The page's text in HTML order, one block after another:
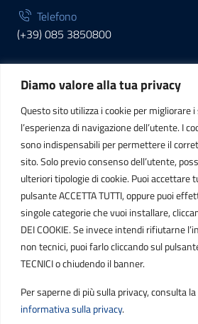
Diamo valore alla tua privacy
Questo sito utilizza i cookie per migliorare
l’esperienza di navigazione dell’utente. I
sono indispensabili per permettere il
sito. Solo previo consenso dell’utente,
ulteriori tipologie di cookie. Puoi accettare
pulsante ACCETTA TUTTI, oppure puoi
singole categorie che vuoi installare,
DEI COOKIE. Se invece intendi rifiutarne
non tecnici, puoi farlo cliccando sul
TECNICI o chiudendo il banner.
Per saperne di più sulla privacy, consulta
informativa sulla privacy.
Telefono
(+39) 085 3850800
INFORMAZIONI
C.F. / P.IVA
IT01807790686
POSTA ELETTRONICA
PEC
protocollo.sogetspa@pec.it
contribuenti@sogetspa.it